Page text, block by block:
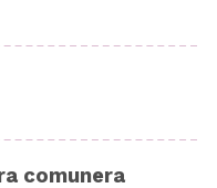
comunera